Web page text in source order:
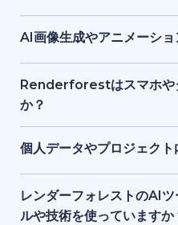
テンプレート利用や制作
グレードが適しています。
はい。個人プロジェクト
ス用途の動画やビジュア
AI画像生成やアニメーショ
はい。AI画像ジェネレー
考画像からユニークなビ
成した画像を短いアニメー
Renderforestはスマホや
か？
はい。Renderforestアプ
でダウンロードでき、ま
いるため、いつでもどこ
個人データやプロジェクト
もちろんです。
クラウド保護基準を採用
ェクトを安全に守ります。
レンダーフォレストのAI
ルや技術を使っていますか